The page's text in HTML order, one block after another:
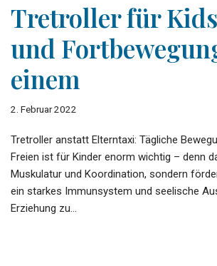
Tretroller für
und
einem
2. Februar 2022
Tretroller anstatt Elterntaxi: Tägliche
Freien ist für Kinder enorm wichtig – denn
Muskulatur und Koordination, sondern
ein starkes Immunsystem und seelische
Erziehung zu…